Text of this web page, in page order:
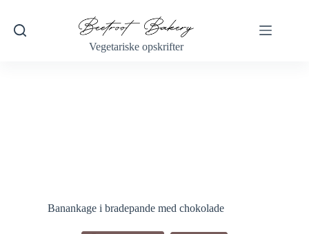
indhold
Vegetariske opskrifter
Banankage i bradepande med chokolade